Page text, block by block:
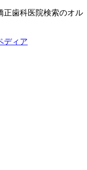
正歯科医院検索のオル